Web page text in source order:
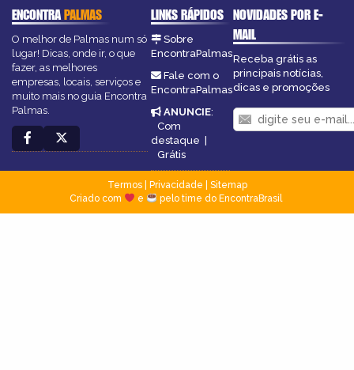
ENCONTRAPALMAS
O melhor de Palmas num só
lugar! Dicas, onde ir, o que
fazer, as melhores
empresas, locais, serviços e
muito mais no guia Encontra
Palmas.
LINKS RÁPIDOS
Sobre
EncontraPalmas
Fale com o
EncontraPalmas
ANUNCIE:
Com
destaque |
Grátis
NOVIDADES POR E-
MAIL
Receba grátis as
principais notícias,
dicas e promoções
Termos| Privacidade
Sitemap
Criado com
e pelo time do EncontraBrasil